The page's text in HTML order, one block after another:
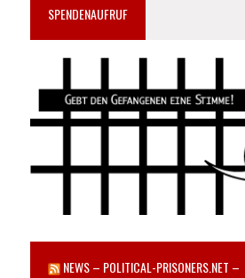
SPENDENAUFRUF
NEWS – POLITICAL-PRISONERS.NET –